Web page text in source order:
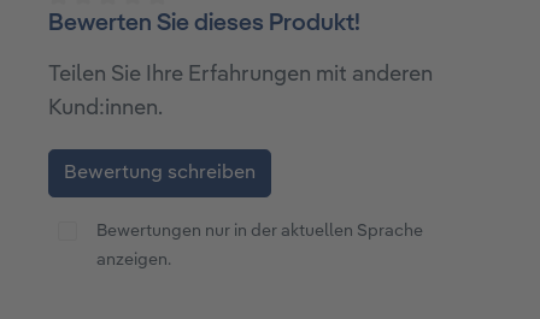
Durchschnittliche Bewertung von 0 von 5 Sternen
Bewerten Sie dieses Produkt!
Teilen Sie Ihre Erfahrungen mit anderen
Kund:innen.
Bewertung schreiben
Bewertungen nur in der aktuellen Sprache
anzeigen.